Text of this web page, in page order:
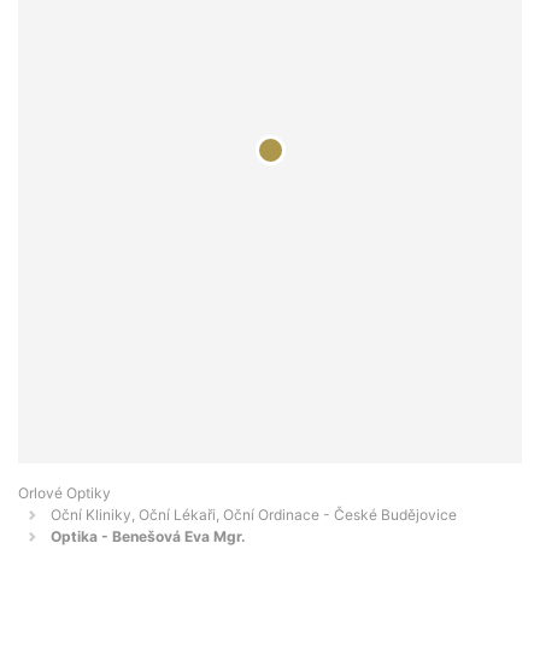
Orlové Optiky
Oční Kliniky, Oční Lékaři, Oční Ordinace - České Budějovice
Optika - Benešová Eva Mgr.